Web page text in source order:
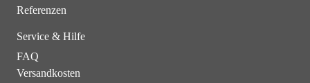
Referenzen
Service & Hilfe
FAQ
Versandkosten